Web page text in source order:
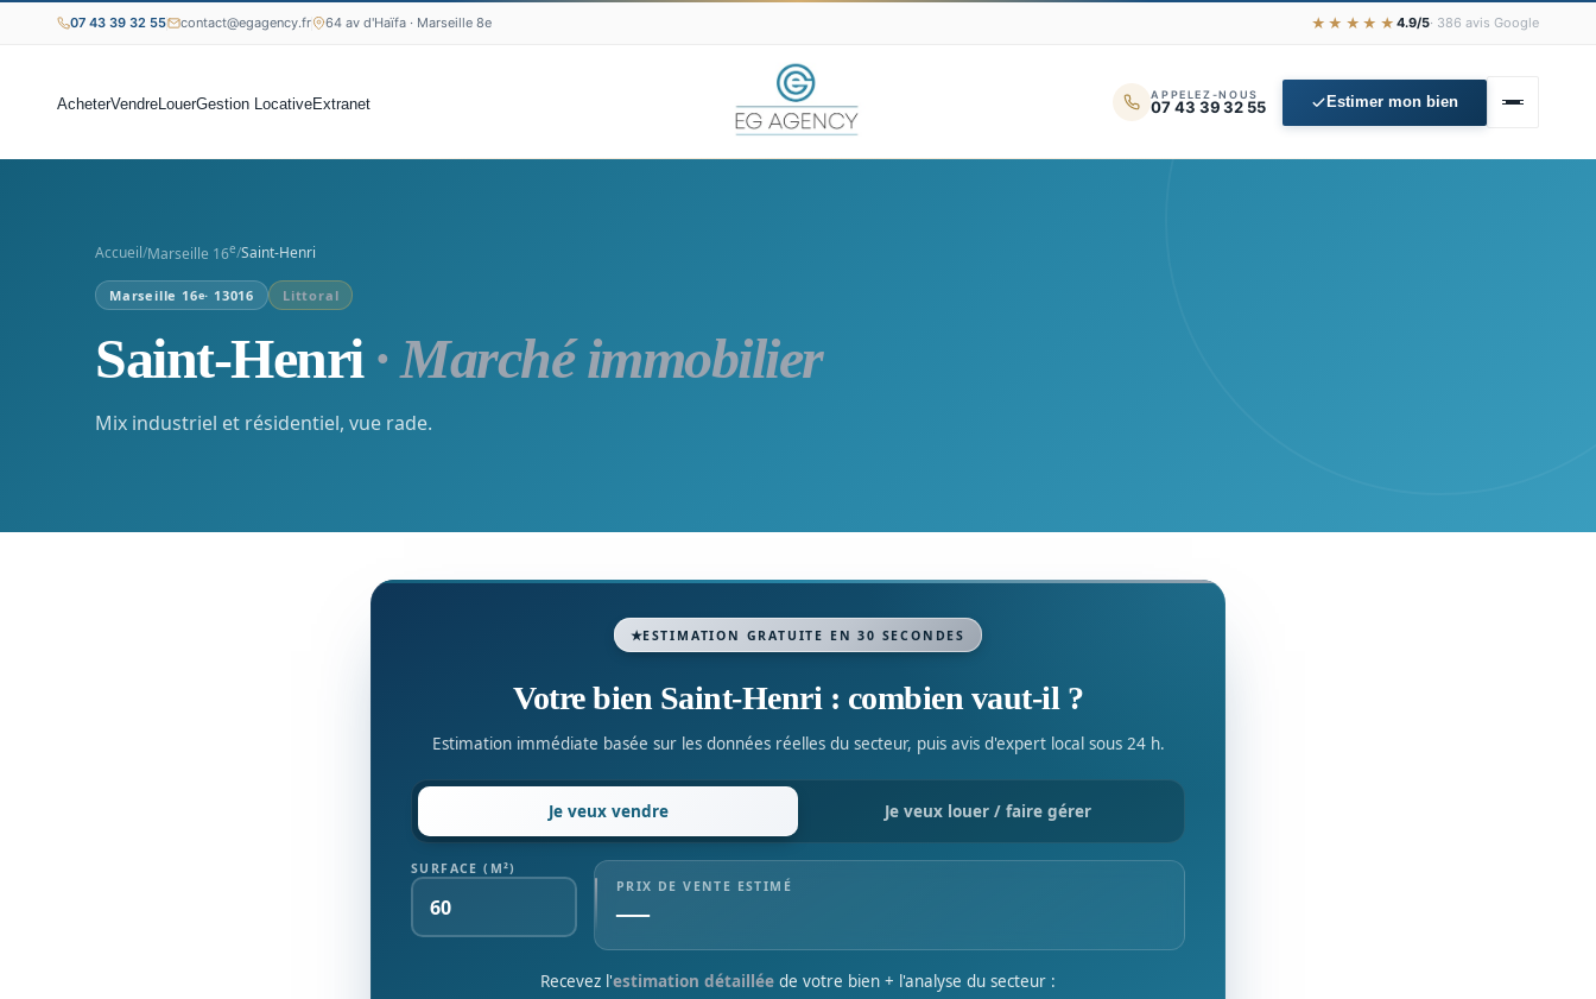
07 43 39 32 55 contact@egagency.fr 64 av d'Haïfa · Marseille 8e ★★★★★ 4.9/5· 386 avis Google
AcheterVendreLouerGestion LocativeExtranet
APPELEZ-NOUS
07 43 39 32 55 Estimer mon bien
Accueil/Marseille 16e/Saint-Henri
Marseille 16e· 13016 Littoral
Saint-Henri· Marché immobilier
Mix industriel et résidentiel, vue rade.
ESTIMATION GRATUITE EN 30 SECONDES
Votre bien Saint-Henri : combien vaut-il ?
Estimation immédiate basée sur les données réelles du secteur, puis avis d'expert local sous 24 h.
Je veux vendre Je veux louer / faire gérer
SURFACE (M²)
PRIX DE VENTE ESTIMÉ
—
Recevez l'estimation détaillée de votre bien + l'analyse du secteur :